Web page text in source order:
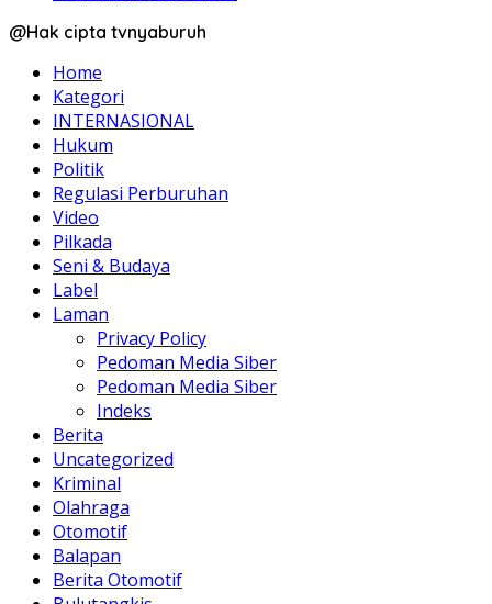
@Hak cipta tvnyaburuh
Home
Kategori
INTERNASIONAL
Hukum
Politik
Regulasi Perburuhan
Video
Pilkada
Seni & Budaya
Label
Laman
Privacy Policy
Pedoman Media Siber
Pedoman Media Siber
Indeks
Berita
Uncategorized
Kriminal
Olahraga
Otomotif
Balapan
Berita Otomotif